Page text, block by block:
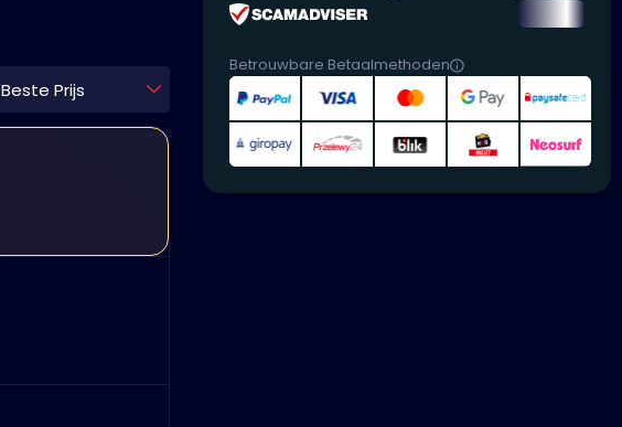
Beste Prijs
Betrouwbare Betaalmethoden